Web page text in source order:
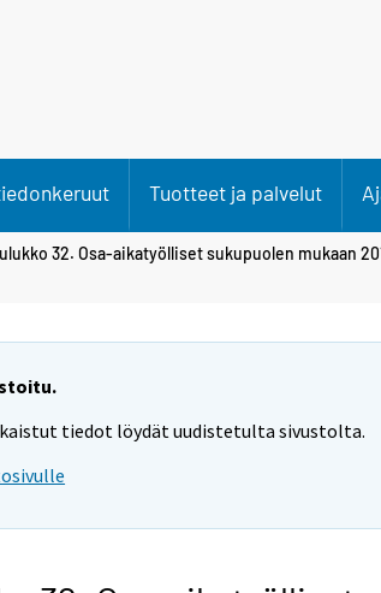
Tuotteet ja palvelut
32. Osa-aikatyölliset sukupuolen mukaan
tiedot löydät uudistetulta sivustolta.